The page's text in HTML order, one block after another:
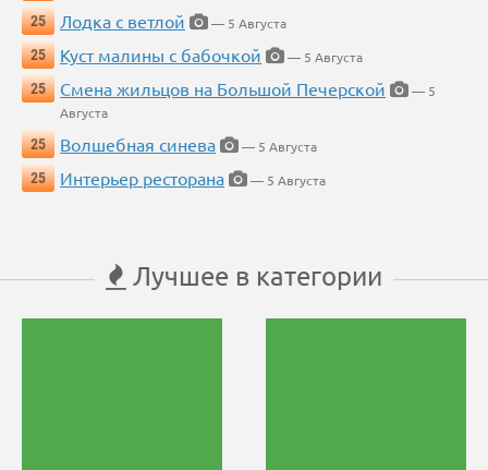
25
Лодка с ветлой
— 5 Августа
25
Куст малины с бабочкой
— 5 Августа
25
Смена жильцов на Большой Печерской
— 5
Августа
25
Волшебная синева
— 5 Августа
25
Интерьер ресторана — 5 Августа
Лучшее в категории